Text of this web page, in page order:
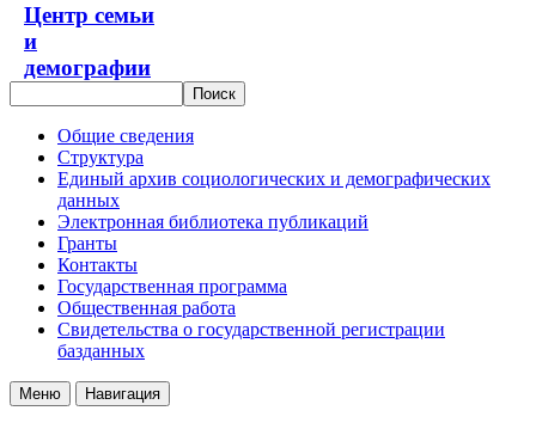
Центр семьи
и
демографии
Общие сведения
Структура
Единый архив социологических и демографических
данных
Электронная библиотека публикаций
Гранты
Контакты
Государственная программа
Общественная работа
Свидетельства о государственной регистрации
базданных
Меню Навигация